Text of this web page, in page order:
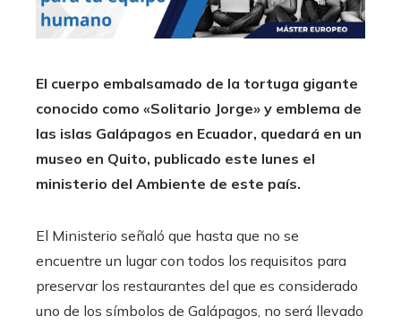
El cuerpo embalsamado de la tortuga gigante
conocido como «Solitario Jorge» y emblema de
las islas Galápagos en Ecuador, quedará en un
museo en Quito, publicado este lunes el
ministerio del Ambiente de este país.
El Ministerio señaló que hasta que no se
encuentre un lugar con todos los requisitos para
preservar los restaurantes del que es considerado
uno de los símbolos de Galápagos, no será llevado